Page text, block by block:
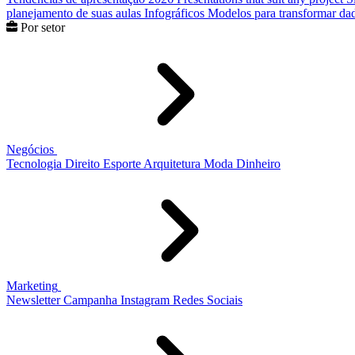
planejamento de suas aulas Infográficos Modelos para transformar
Por setor
Negócios
Tecnologia Direito Esporte Arquitetura Moda Dinheiro
Marketing
Newsletter Campanha Instagram Redes Sociais